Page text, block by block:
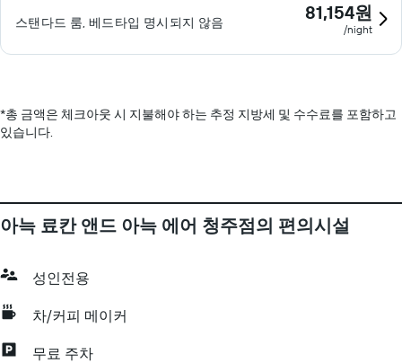
스탠다드 룸, 베드타입 명시되지 않음 81,154원
/night
*총 금액은 체크아웃 시 지불해야 하는 추정 지방세 및 수수료를 포함하고
있습니다.
아늑 료칸 앤드 아늑 에어 청주점의 편의시설
성인전용
차/커피 메이커
무료 주차